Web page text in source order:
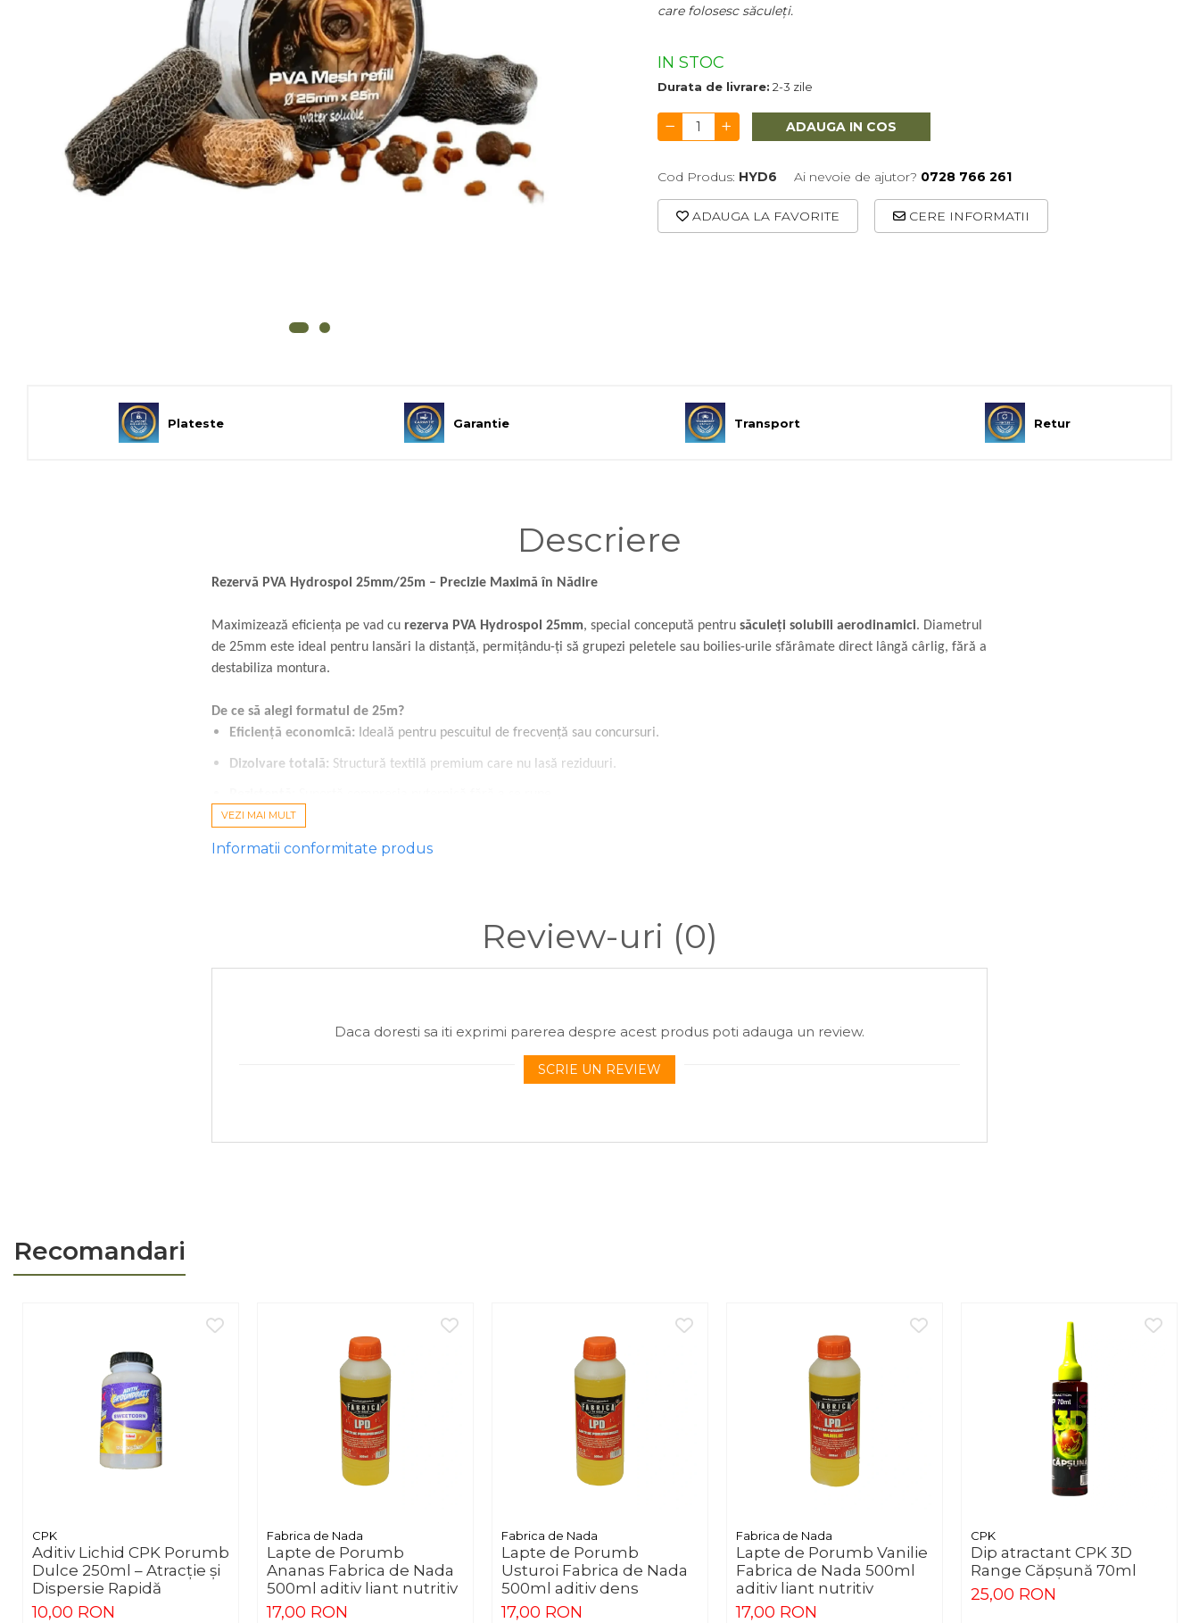
care folosesc săculeți.
IN STOC
Durata de livrare: 2-3 zile
ADAUGA IN COS
Cod Produs: HYD6 Ai nevoie de ajutor? 0728 766 261
ADAUGA LA FAVORITE CERE INFORMATII
Plateste Garantie Transport Retur
Descriere
Rezervă PVA Hydrospol 25mm/25m – Precizie Maximă în Nădire
Maximizează eficiența pe vad cu rezerva PVA Hydrospol 25mm, special concepută pentru săculeți solubili aerodinamici. Diametrul
de 25mm este ideal pentru lansări la distanță, permițându-ți să grupezi peletele sau boilies-urile sfărâmate direct lângă cârlig, fără a
destabiliza montura.
De ce să alegi formatul de 25m?
Eficiență economică: Ideală pentru pescuitul de frecvență sau concursuri.
Dizolvare totală: Structură textilă premium care nu lasă reziduuri.
Specificații pe scurt:
Diametru:25mm (standard tub dispenser)
Manevrează plasa doar cu mâini uscate și folosește exclusiv aditivi care nu topesc PVA-ul (pe bază de ulei).
Rezervă Plasă PVA 25mm
PVA-REF-25-25M
VEZI MAI MULT
Informatii conformitate produs
Review-uri (0)
Daca doresti sa iti exprimi parerea despre acest produs poti adauga un review.
SCRIE UN REVIEW
Recomandari
CPK
Aditiv Lichid CPK Porumb
Dulce 250ml – Atracție și
Dispersie Rapidă
10,00 RON
Fabrica de Nada
Lapte de Porumb
Ananas Fabrica de Nada
500ml aditiv liant nutritiv
17,00 RON
Fabrica de Nada
Lapte de Porumb
Usturoi Fabrica de Nada
500ml aditiv dens
17,00 RON
Fabrica de Nada
Lapte de Porumb Vanilie
Fabrica de Nada 500ml
aditiv liant nutritiv
17,00 RON
CPK
Dip atractant CPK 3D
Range Căpșună 70ml
25,00 RON